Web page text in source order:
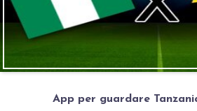
App per guardare